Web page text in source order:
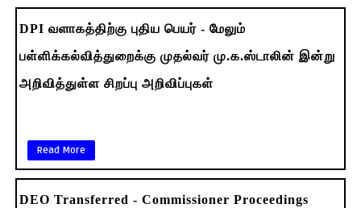
DPI வளாகத்திற்கு புதிய பெயர் - மேலும்
பள்ளிக்கல்வித்துறைக்கு முதல்வர் மு.க.ஸ்டாலின் இன்று
அறிவித்துள்ள சிறப்பு அறிவிப்புகள்
Read More
DEO Transferred - Commissioner Proceedings